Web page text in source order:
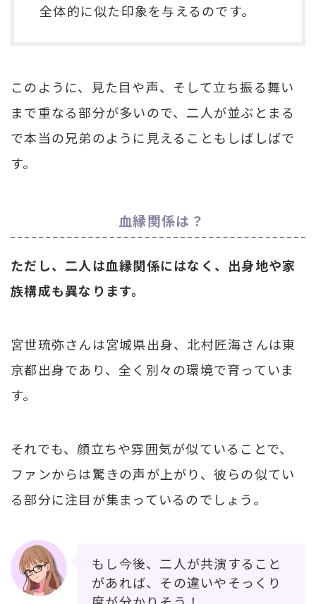
全体的に似た印象を与えるのです。
このように、見た目や声、そして立ち振る舞い
まで重なる部分が多いので、二人が並ぶとまる
で本当の兄弟のように見えることもしばしばで
す。
血縁関係は？
ただし、二人は血縁関係にはなく、出身地や家
族構成も異なります。
宮世琉弥さんは宮城県出身、北村匠海さんは東
京都出身であり、全く別々の環境で育っていま
す。
それでも、顔立ちや雰囲気が似ていることで、
ファンからは驚きの声が上がり、彼らの似てい
る部分に注目が集まっているのでしょう。
もし今後、二人が共演すること
があれば、その違いやそっくり